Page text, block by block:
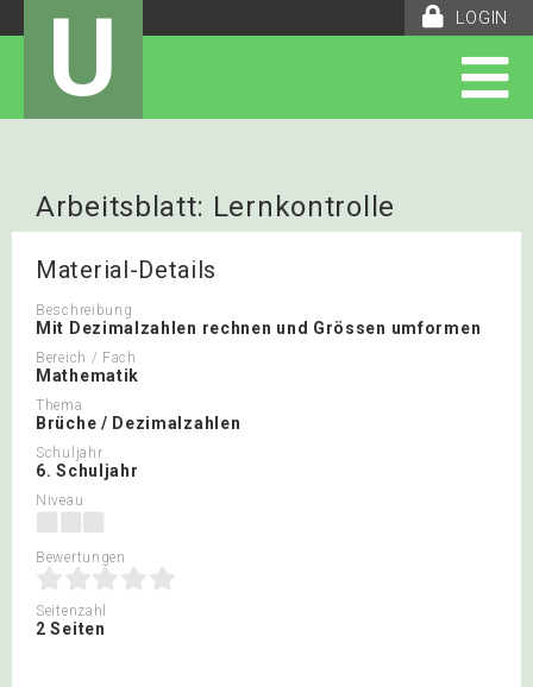
LOGIN
U
Arbeitsblatt: Lernkontrolle
Dezimalzahlen und Grössen
Material-Details
Beschreibung
Mit Dezimalzahlen rechnen und Grössen umformen
Bereich / Fach
Mathematik
Thema
Brüche / Dezimalzahlen
Schuljahr
6. Schuljahr
Niveau
Bewertungen
Seitenzahl
2 Seiten